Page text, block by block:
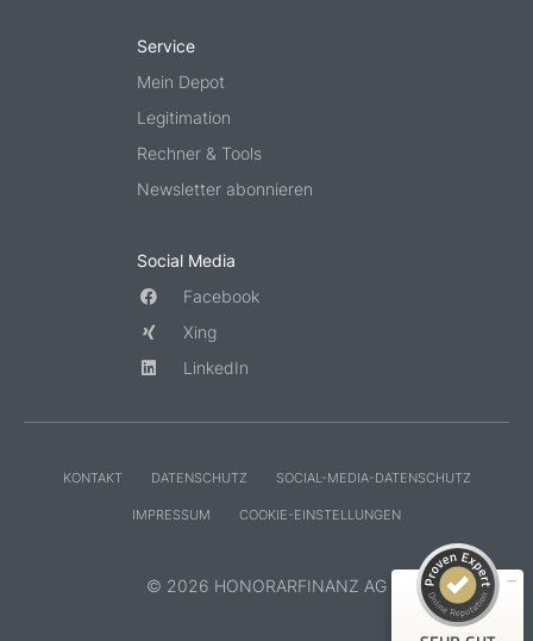
Service
Mein Depot
Legitimation
Rechner & Tools
Newsletter abonnieren
Social Media
Facebook
Xing
LinkedIn
KONTAKT DATENSCHUTZ SOCIAL-MEDIA-DATENSCHUTZ
IMPRESSUM COOKIE-EINSTELLUNGEN
© 2026 HONORARFINANZ AG